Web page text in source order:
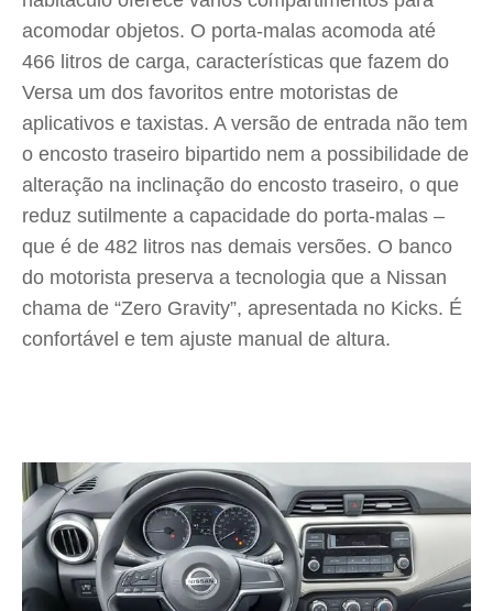
acomodar objetos. O porta-malas acomoda até
466 litros de carga, características que fazem do
Versa um dos favoritos entre motoristas de
aplicativos e taxistas. A versão de entrada não tem
o encosto traseiro bipartido nem a possibilidade de
alteração na inclinação do encosto traseiro, o que
reduz sutilmente a capacidade do porta-malas –
que é de 482 litros nas demais versões. O banco
do motorista preserva a tecnologia que a Nissan
chama de “Zero Gravity”, apresentada no Kicks. É
confortável e tem ajuste manual de altura.